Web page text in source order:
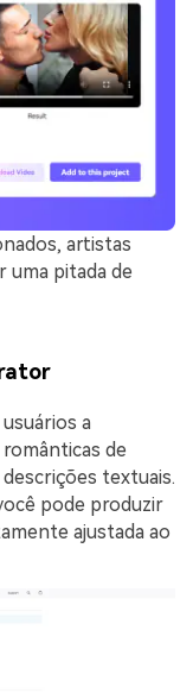
artistas
uma pitada de
a
de
textuais.
pode produzir
ajustada ao